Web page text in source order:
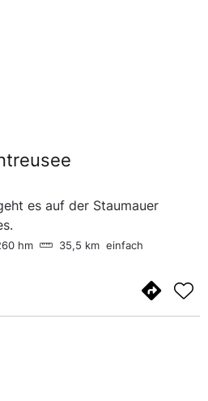
es auf der Staumauer
hm 35,5 km einfach